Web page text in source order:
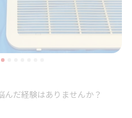
んだ経験はありませんか？